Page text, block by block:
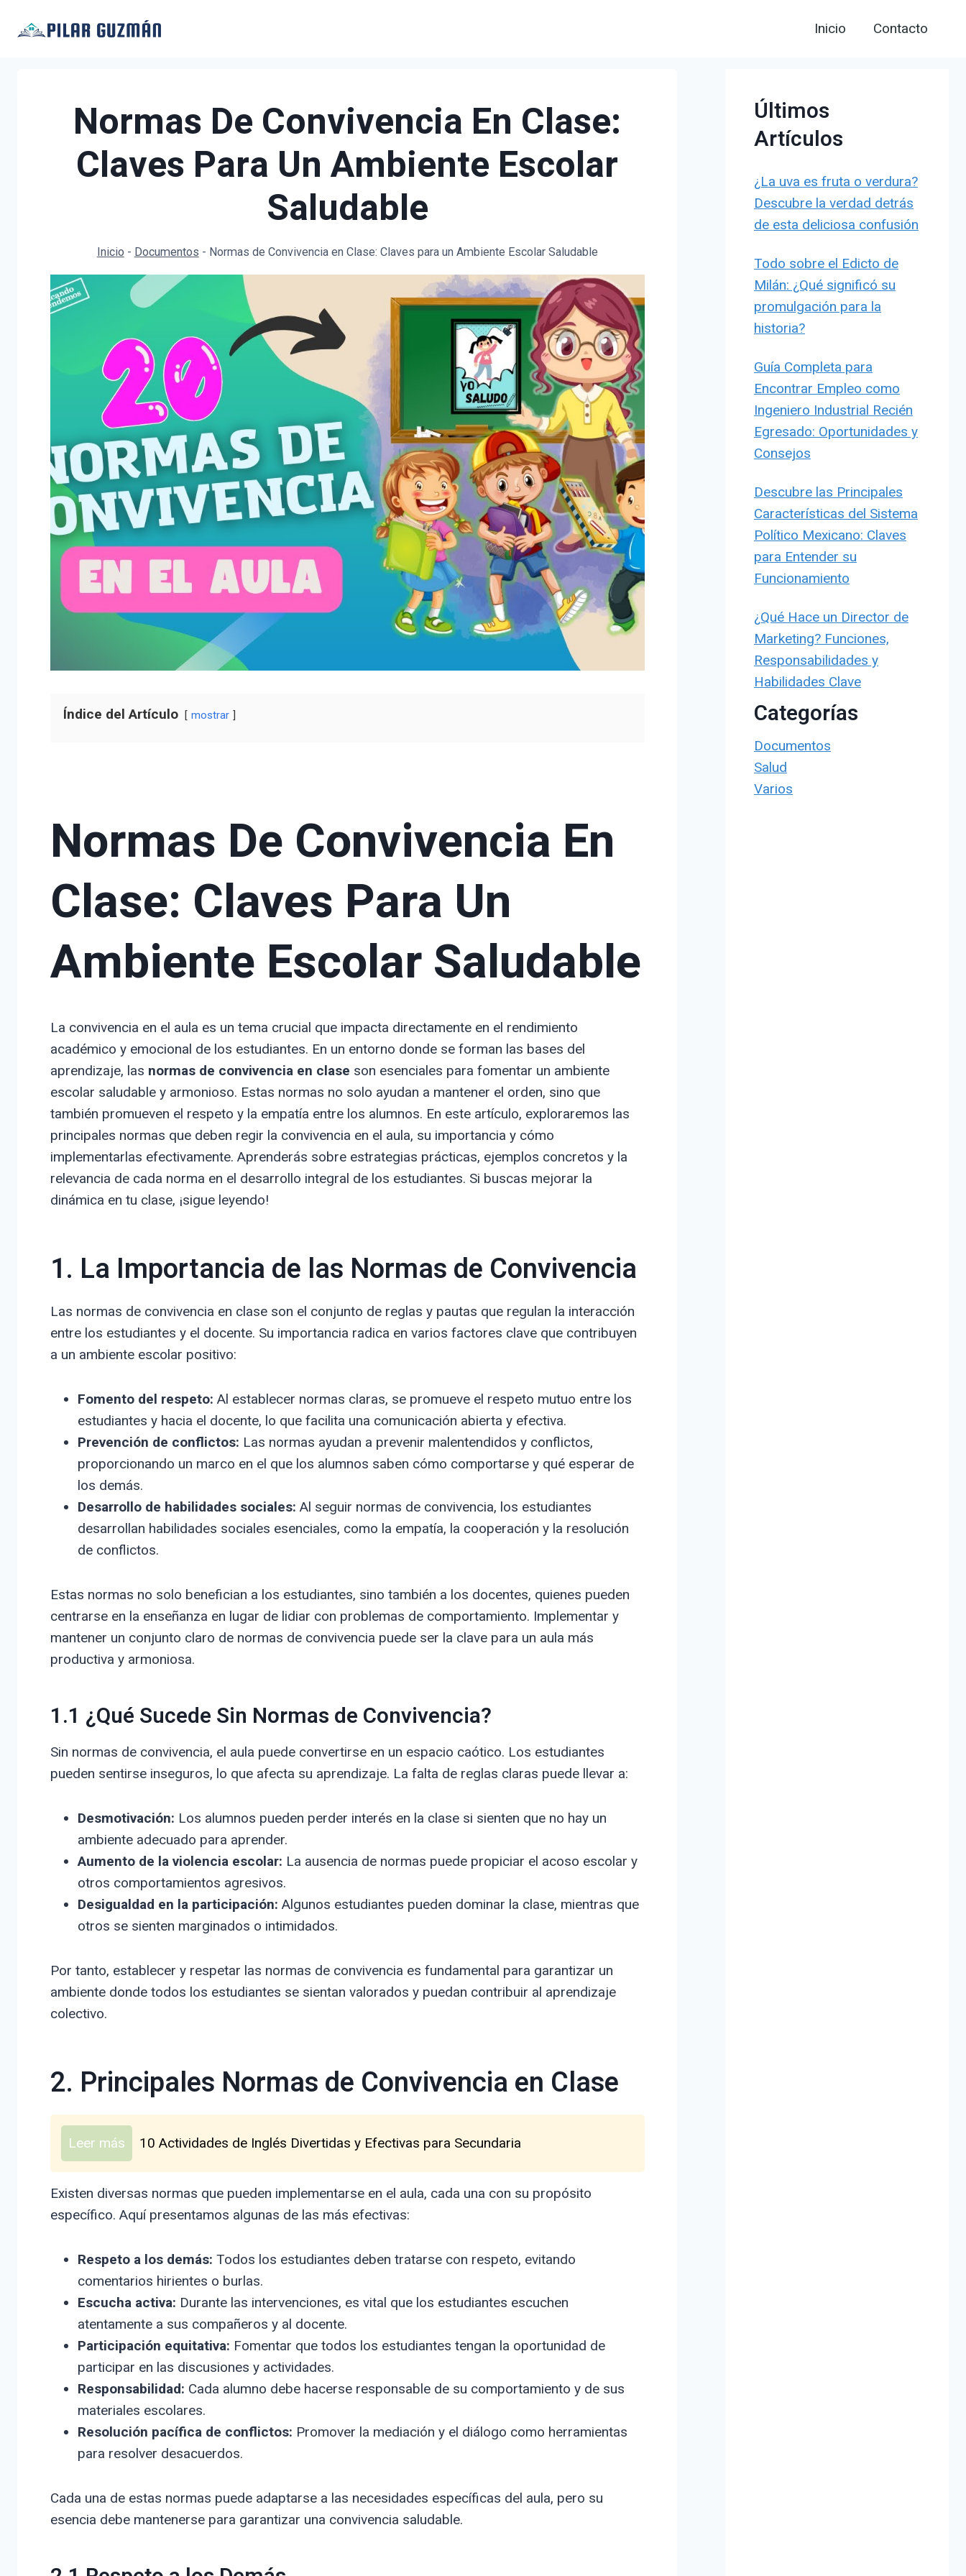
Inicio Contacto
Normas De Convivencia En Clase:
Claves Para Un Ambiente Escolar
Saludable
Inicio - Documentos - Normas de Convivencia en Clase: Claves para un Ambiente Escolar Saludable
Índice del Artículo mostrar
Normas De Convivencia En
Clase: Claves Para Un
Ambiente Escolar Saludable
La convivencia en el aula es un tema crucial que impacta directamente en el rendimiento
académico y emocional de los estudiantes. En un entorno donde se forman las bases del
aprendizaje, las normas de convivencia en clase son esenciales para fomentar un ambiente
escolar saludable y armonioso. Estas normas no solo ayudan a mantener el orden, sino que
también promueven el respeto y la empatía entre los alumnos. En este artículo, exploraremos las
principales normas que deben regir la convivencia en el aula, su importancia y cómo
implementarlas efectivamente. Aprenderás sobre estrategias prácticas, ejemplos concretos y la
relevancia de cada norma en el desarrollo integral de los estudiantes. Si buscas mejorar la
dinámica en tu clase, ¡sigue leyendo!
1. La Importancia de las Normas de Convivencia
Las normas de convivencia en clase son el conjunto de reglas y pautas que regulan la interacción
entre los estudiantes y el docente. Su importancia radica en varios factores clave que contribuyen
a un ambiente escolar positivo:
Fomento del respeto: Al establecer normas claras, se promueve el respeto mutuo entre los
estudiantes y hacia el docente, lo que facilita una comunicación abierta y efectiva.
Prevención de conflictos: Las normas ayudan a prevenir malentendidos y conflictos,
proporcionando un marco en el que los alumnos saben cómo comportarse y qué esperar de
los demás.
Desarrollo de habilidades sociales: Al seguir normas de convivencia, los estudiantes
desarrollan habilidades sociales esenciales, como la empatía, la cooperación y la resolución
de conflictos.
Estas normas no solo benefician a los estudiantes, sino también a los docentes, quienes pueden
centrarse en la enseñanza en lugar de lidiar con problemas de comportamiento. Implementar y
mantener un conjunto claro de normas de convivencia puede ser la clave para un aula más
productiva y armoniosa.
1.1 ¿Qué Sucede Sin Normas de Convivencia?
Sin normas de convivencia, el aula puede convertirse en un espacio caótico. Los estudiantes
pueden sentirse inseguros, lo que afecta su aprendizaje. La falta de reglas claras puede llevar a:
Desmotivación: Los alumnos pueden perder interés en la clase si sienten que no hay un
ambiente adecuado para aprender.
Aumento de la violencia escolar: La ausencia de normas puede propiciar el acoso escolar y
otros comportamientos agresivos.
Desigualdad en la participación: Algunos estudiantes pueden dominar la clase, mientras que
otros se sienten marginados o intimidados.
Por tanto, establecer y respetar las normas de convivencia es fundamental para garantizar un
ambiente donde todos los estudiantes se sientan valorados y puedan contribuir al aprendizaje
colectivo.
2. Principales Normas de Convivencia en Clase
Leer más 10 Actividades de Inglés Divertidas y Efectivas para Secundaria
Existen diversas normas que pueden implementarse en el aula, cada una con su propósito
específico. Aquí presentamos algunas de las más efectivas:
Respeto a los demás: Todos los estudiantes deben tratarse con respeto, evitando
comentarios hirientes o burlas.
Escucha activa: Durante las intervenciones, es vital que los estudiantes escuchen
atentamente a sus compañeros y al docente.
Participación equitativa: Fomentar que todos los estudiantes tengan la oportunidad de
participar en las discusiones y actividades.
Responsabilidad: Cada alumno debe hacerse responsable de su comportamiento y de sus
materiales escolares.
Resolución pacífica de conflictos: Promover la mediación y el diálogo como herramientas
para resolver desacuerdos.
Cada una de estas normas puede adaptarse a las necesidades específicas del aula, pero su
esencia debe mantenerse para garantizar una convivencia saludable.
Últimos
Artículos
¿La uva es fruta o verdura?
Descubre la verdad detrás
de esta deliciosa confusión
Todo sobre el Edicto de
Milán: ¿Qué significó su
promulgación para la
historia?
Guía Completa para
Encontrar Empleo como
Ingeniero Industrial Recién
Egresado: Oportunidades y
Consejos
Descubre las Principales
Características del Sistema
Político Mexicano: Claves
para Entender su
Funcionamiento
¿Qué Hace un Director de
Marketing? Funciones,
Responsabilidades y
Habilidades Clave
Categorías
Documentos
Salud
Varios